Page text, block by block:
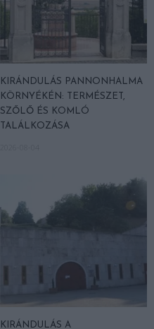
KIRÁNDULÁS PANNONHALMA
KÖRNYÉKÉN: TERMÉSZET,
SZŐLŐ ÉS KOMLÓ
TALÁLKOZÁSA
KIRÁNDULÁS A